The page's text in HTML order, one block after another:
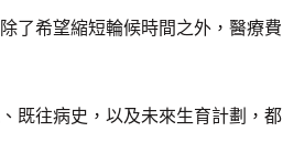
希望縮短輪候時間之外，醫療費
往病史，以及未來生育計劃，都